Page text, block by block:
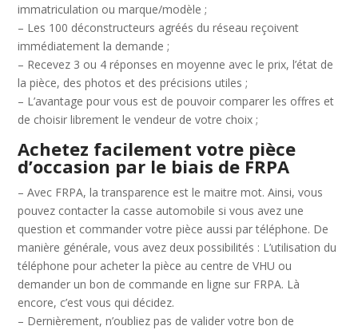
immatriculation ou marque/modèle ;
– Les 100 déconstructeurs agréés du réseau reçoivent
immédiatement la demande ;
– Recevez 3 ou 4 réponses en moyenne avec le prix, l’état de
la pièce, des photos et des précisions utiles ;
– L’avantage pour vous est de pouvoir comparer les offres et
de choisir librement le vendeur de votre choix ;
Achetez facilement votre pièce
d’occasion par le biais de FRPA
– Avec FRPA, la transparence est le maitre mot. Ainsi, vous
pouvez contacter la casse automobile si vous avez une
question et commander votre pièce aussi par téléphone. De
manière générale, vous avez deux possibilités : L’utilisation du
téléphone pour acheter la pièce au centre de VHU ou
demander un bon de commande en ligne sur FRPA. Là
encore, c’est vous qui décidez.
– Dernièrement, n’oubliez pas de valider votre bon de